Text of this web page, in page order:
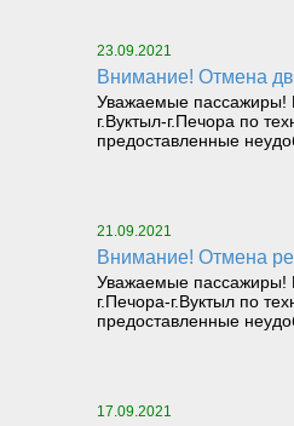
23.09.2021
Внимание! Отмена
Уважаемые пассажиры!
г.Вуктыл-г.Печора по
предоставленные
21.09.2021
Внимание! Отмена
Уважаемые пассажиры!
г.Печора-г.Вуктыл по
предоставленные
17.09.2021